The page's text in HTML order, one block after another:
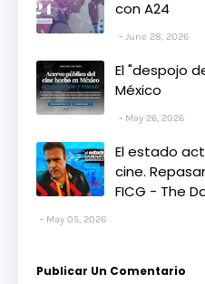
con A24
June 28, 2026
El "despojo
México
May 26, 2026
El estado
cine.
FICG - The
May 05, 2026
Publicar Un Comentario